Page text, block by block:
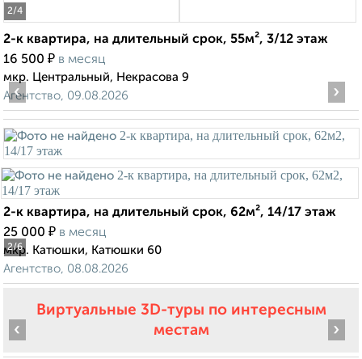
2/4
2-к квартира, на длительный срок, 55м², 3/12 этаж
16 500 ₽ в месяц
мкр. Центральный, Некрасова 9
Агентство, 09.08.2026
2/6
‹ ›
2-к квартира, на длительный срок, 62м², 14/17 этаж
25 000 ₽ в месяц
мкр. Катюшки, Катюшки 60
Агентство, 08.08.2026
Виртуальные 3D-туры по интересным
местам
‹ ›